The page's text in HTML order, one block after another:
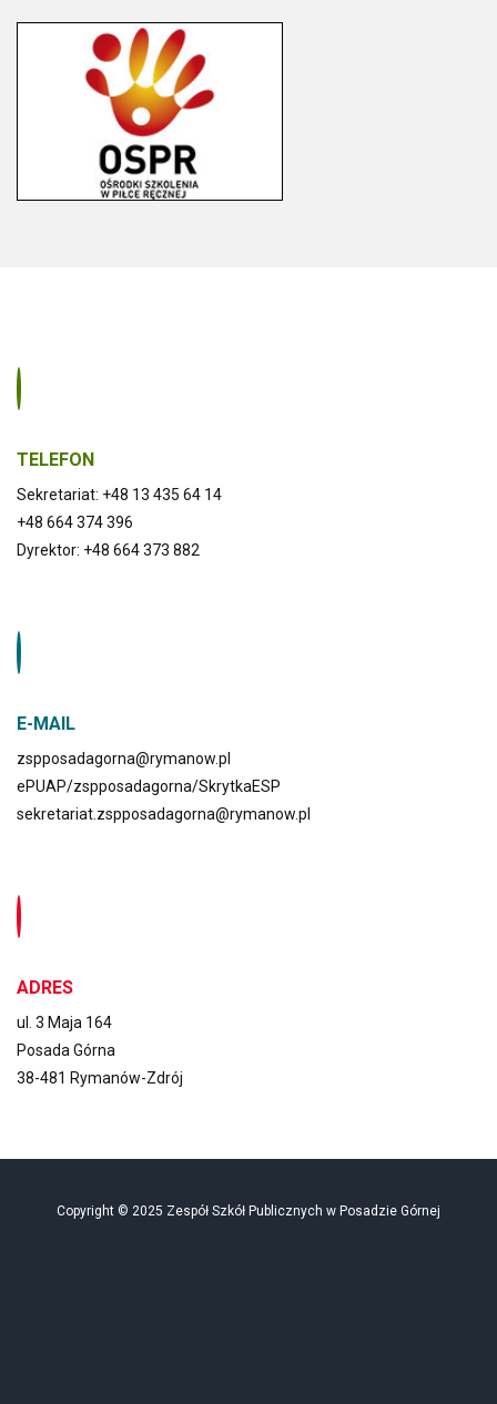
TELEFON
Sekretariat: +48 13 435 64 14
+48 664 374 396
Dyrektor: +48 664 373 882
E-MAIL
zspposadagorna@rymanow.pl
ePUAP/zspposadagorna/SkrytkaESP
sekretariat.zspposadagorna@rymanow.pl
ADRES
ul. 3 Maja 164
Posada Górna
38-481 Rymanów-Zdrój
Copyright © 2025 Zespół Szkół Publicznych w Posadzie Górnej